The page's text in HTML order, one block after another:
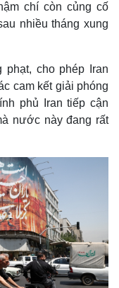
chí còn củng cố
nhiều tháng xung
cho phép Iran
cam kết giải phóng
phủ Iran tiếp cận
nước này đang rất